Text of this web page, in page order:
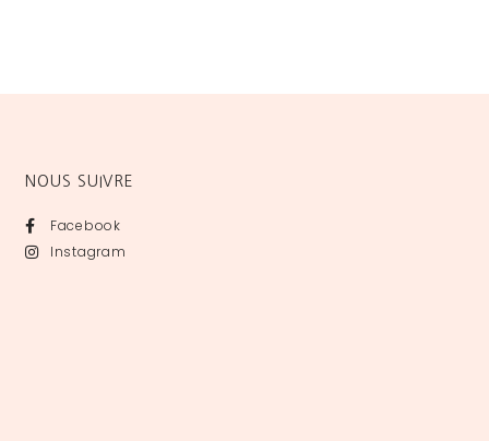
NOUS SUIVRE
Facebook
Instagram